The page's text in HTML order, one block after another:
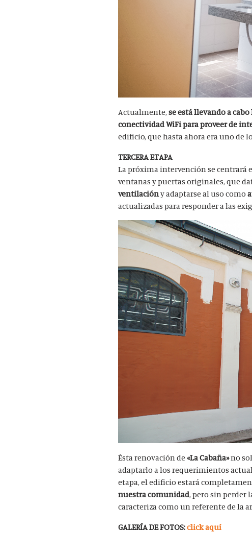
Actualmente,se está llevando a
conectividad WiFi para proveer de
edificio, que hasta ahora era uno de
TERCERA ETAPA
La próxima intervención se centrará
ventanas y puertas originales, que
ventilacióny adaptarse al uso como
actualizadas para responder a las
Ésta renovación de«La Cabaña»no
adaptarlo a los requerimientos
etapa, el edificio estará
nuestra comunidad, pero sin perder
caracteriza como un referente de la
GALERÍA DE FOTOS:click aquí